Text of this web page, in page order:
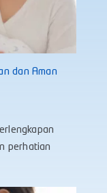
dan Aman
perhatian